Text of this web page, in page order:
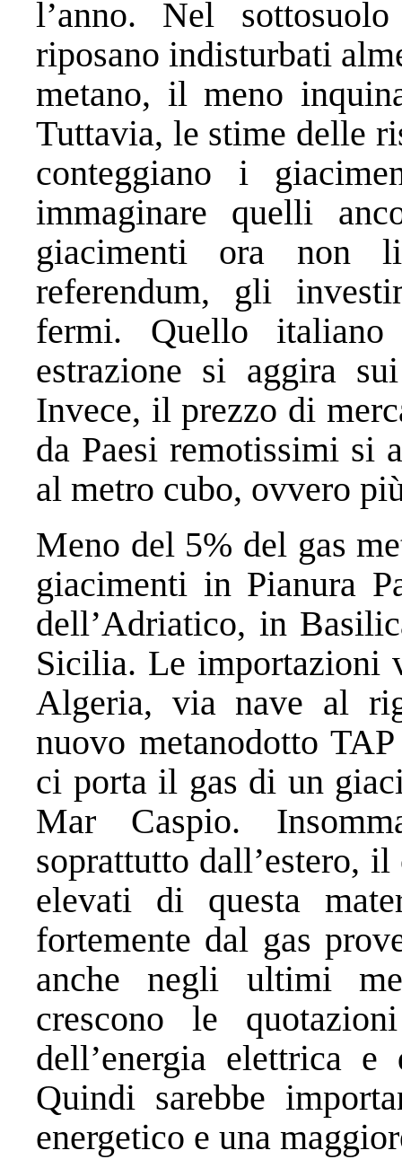
l’anno. Nel
riposano indisturbati
metano, il meno
Tuttavia, le stime delle
conteggiano i
immaginare quelli
giacimenti ora
referendum, gli
fermi. Quello
estrazione si aggira
Invece, il prezzo di
da Paesi remotissimi si
al metro cubo, ovvero
Meno del 5% del gas
giacimenti in Pianura
dell’Adriatico, in
Sicilia. Le importazioni
Algeria, via nave al
nuovo metanodotto
ci porta il gas di un
Mar Caspio.
soprattutto dall’estero,
elevati di questa
fortemente dal gas
anche negli ultimi
crescono le
dell’energia elettrica
Quindi sarebbe
energetico e una